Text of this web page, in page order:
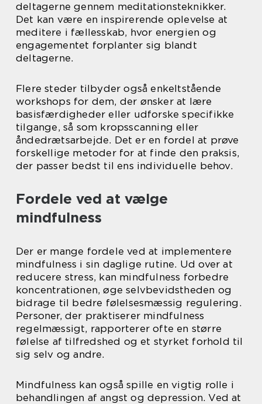
deltagerne gennem meditationsteknikker.
Det kan være en inspirerende oplevelse at
meditere i fællesskab, hvor energien og
engagementet forplanter sig blandt
deltagerne.
Flere steder tilbyder også enkeltstående
workshops for dem, der ønsker at lære
basisfærdigheder eller udforske specifikke
tilgange, så som kropsscanning eller
åndedrætsarbejde. Det er en fordel at prøve
forskellige metoder for at finde den praksis,
der passer bedst til ens individuelle behov.
Fordele ved at vælge
mindfulness
Der er mange fordele ved at implementere
mindfulness i sin daglige rutine. Ud over at
reducere stress, kan mindfulness forbedre
koncentrationen, øge selvbevidstheden og
bidrage til bedre følelsesmæssig regulering.
Personer, der praktiserer mindfulness
regelmæssigt, rapporterer ofte en større
følelse af tilfredshed og et styrket forhold til
sig selv og andre.
Mindfulness kan også spille en vigtig rolle i
behandlingen af angst og depression. Ved at